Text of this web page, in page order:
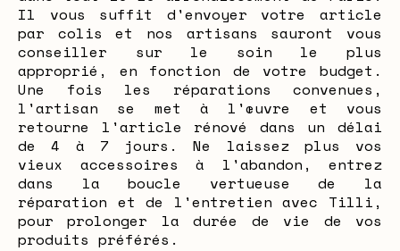
Il vous suffit d'envoyer votre article
par colis et nos artisans sauront vous
conseiller sur le soin le plus
approprié, en fonction de votre budget.
Une fois les réparations convenues,
l'artisan se met à l'œuvre et vous
retourne l'article rénové dans un délai
de 4 à 7 jours. Ne laissez plus vos
vieux accessoires à l'abandon, entrez
dans la boucle vertueuse de la
réparation et de l'entretien avec Tilli,
pour prolonger la durée de vie de vos
produits préférés.